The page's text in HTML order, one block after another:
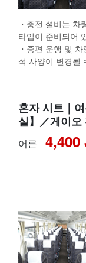
・충전 설비는
타입이 준비되어
・증편 운행 및
석 사양이 변경될
혼자 시트｜
실】／게이오
어른 4,400